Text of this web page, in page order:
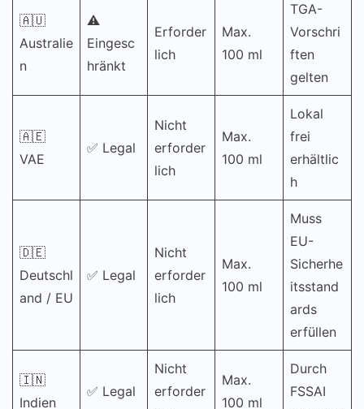
🇦🇺
Australie
n
⚠️
Eingesc
hränkt
Erforder
lich
Max.
100 ml
TGA-
Vorschri
ften
gelten
🇦🇪
VAE
✅ Legal
Nicht
erforder
lich
Max.
100 ml
Lokal
frei
erhältlic
h
🇩🇪
Deutschl
and / EU
✅ Legal
Nicht
erforder
lich
Max.
100 ml
Muss
EU-
Sicherhe
itsstand
ards
erfüllen
🇮🇳
Indien
✅ Legal
Nicht
erforder
Max.
100 ml
Durch
FSSAI